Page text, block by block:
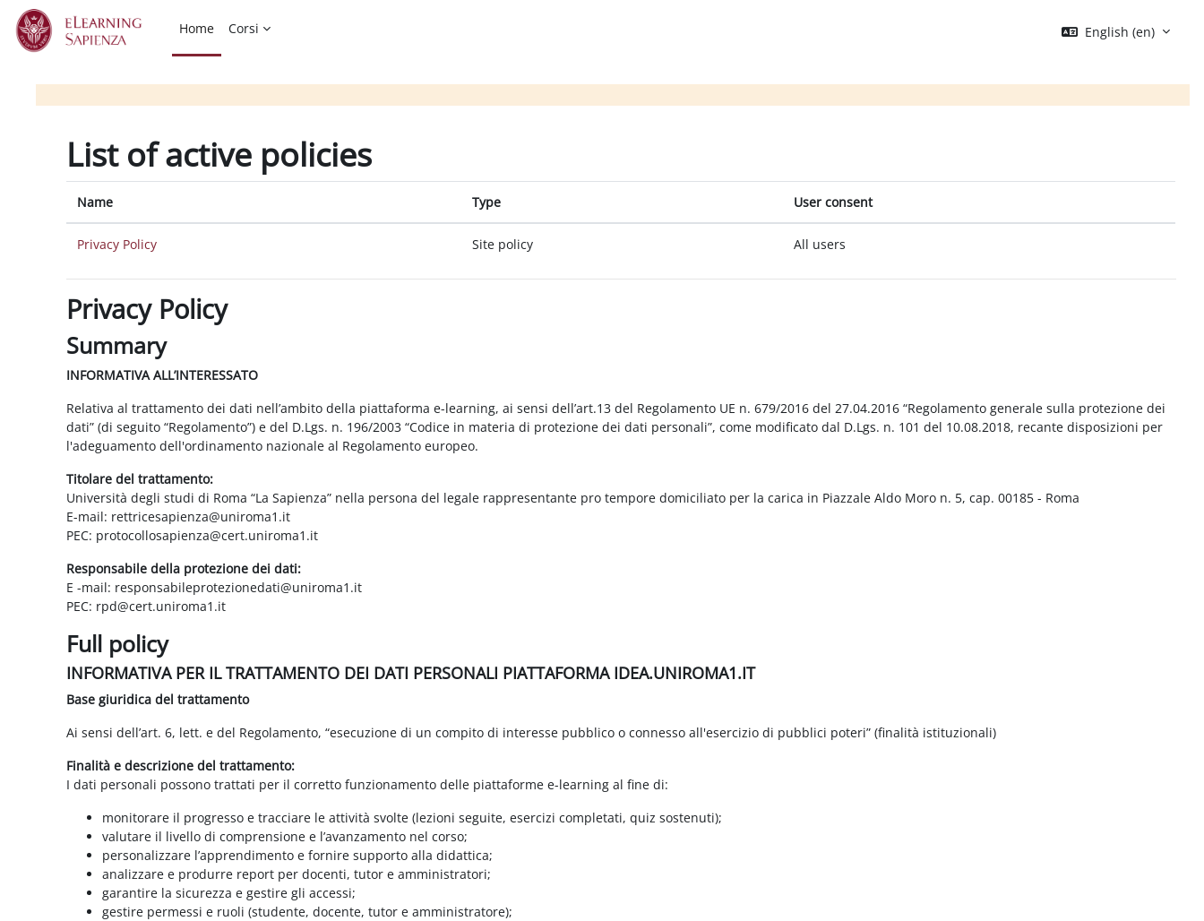
Skip to main content
Home
Corsi English ‎(en)‎
List of active policies
Name Type User consent
Privacy Policy Site policy All users
Privacy Policy
Summary
INFORMATIVA ALL’INTERESSATO
Relativa al trattamento dei dati nell’ambito della piattaforma e-learning, ai sensi dell’art.13 del Regolamento UE n. 679/2016 del 27.04.2016 “Regolamento generale sulla protezione dei
dati” (di seguito “Regolamento”) e del D.Lgs. n. 196/2003 “Codice in materia di protezione dei dati personali”, come modificato dal D.Lgs. n. 101 del 10.08.2018, recante disposizioni per
l'adeguamento dell'ordinamento nazionale al Regolamento europeo.
Titolare del trattamento:
Università degli studi di Roma “La Sapienza” nella persona del legale rappresentante pro tempore domiciliato per la carica in Piazzale Aldo Moro n. 5, cap. 00185 - Roma
E-mail: rettricesapienza@uniroma1.it
PEC: protocollosapienza@cert.uniroma1.it
Responsabile della protezione dei dati:
E -mail: responsabileprotezionedati@uniroma1.it
PEC: rpd@cert.uniroma1.it
Full policy
INFORMATIVA PER IL TRATTAMENTO DEI DATI PERSONALI PIATTAFORMA IDEA.UNIROMA1.IT
Base giuridica del trattamento
Ai sensi dell’art. 6, lett. e del Regolamento, “esecuzione di un compito di interesse pubblico o connesso all'esercizio di pubblici poteri” (finalità istituzionali)
Finalità e descrizione del trattamento:
I dati personali possono trattati per il corretto funzionamento delle piattaforme e-learning al fine di:
monitorare il progresso e tracciare le attività svolte (lezioni seguite, esercizi completati, quiz sostenuti);
valutare il livello di comprensione e l’avanzamento nel corso;
personalizzare l’apprendimento e fornire supporto alla didattica;
analizzare e produrre report per docenti, tutor e amministratori;
garantire la sicurezza e gestire gli accessi;
gestire permessi e ruoli (studente, docente, tutor e amministratore);